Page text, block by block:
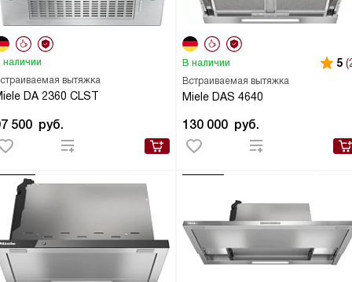
вытяжка
DA 2360 CLST
наличии
500 руб.
Встраиваемая вытяжка
Miele DAS 4640
В наличии 5
130 000 руб.